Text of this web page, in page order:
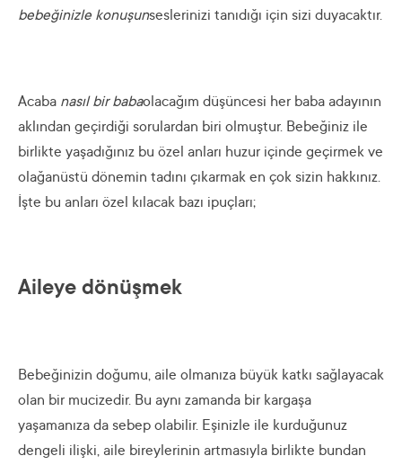
bebeğinizle konuşunseslerinizi tanıdığı için sizi duyacaktır.
Acaba nasıl bir babaolacağım düşüncesi her baba adayının
aklından geçirdiği sorulardan biri olmuştur. Bebeğiniz ile
birlikte yaşadığınız bu özel anları huzur içinde geçirmek ve
olağanüstü dönemin tadını çıkarmak en çok sizin hakkınız.
İşte bu anları özel kılacak bazı ipuçları;
Aileye dönüşmek
Bebeğinizin doğumu, aile olmanıza büyük katkı sağlayacak
olan bir mucizedir. Bu aynı zamanda bir kargaşa
yaşamanıza da sebep olabilir. Eşinizle ile kurduğunuz
dengeli ilişki, aile bireylerinin artmasıyla birlikte bundan